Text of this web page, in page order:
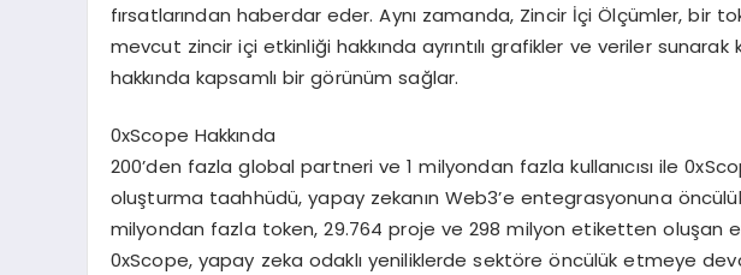
fırsatlarından haberdar eder. Aynı zamanda, Zincir İçi Ölçümler, bir
mevcut zincir içi etkinliği hakkında ayrıntılı grafikler ve veriler sunarak
hakkında kapsamlı bir görünüm sağlar.
0xScope Hakkında
200’den fazla global partneri ve 1 milyondan fazla kullanıcısı ile
oluşturma taahhüdü, yapay zekanın Web3’e entegrasyonuna
milyondan fazla token, 29.764 proje ve 298 milyon etiketten oluşan
0xScope, yapay zeka odaklı yeniliklerde sektöre öncülük etmeye